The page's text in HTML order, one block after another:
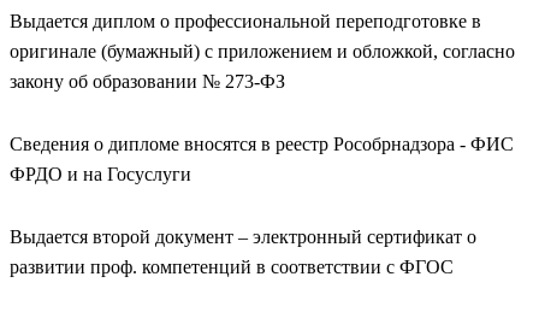
Выдается диплом о профессиональной переподготовке в
оригинале (бумажный) с приложением и обложкой, согласно
закону об образовании № 273-ФЗ
Сведения о дипломе вносятся в реестр Рособрнадзора - ФИС
ФРДО и на Госуслуги
Выдается второй документ – электронный сертификат о
развитии проф. компетенций в соответствии с ФГОС